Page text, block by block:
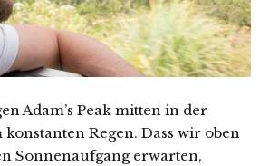
Adam’s Peak mitten in der
konstanten Regen. Dass wir oben
Sonnenaufgang erwarten,